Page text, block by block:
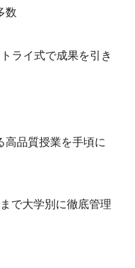
数
ライ式で成果を引き
品質授業を手頃に
で大学別に徹底管理